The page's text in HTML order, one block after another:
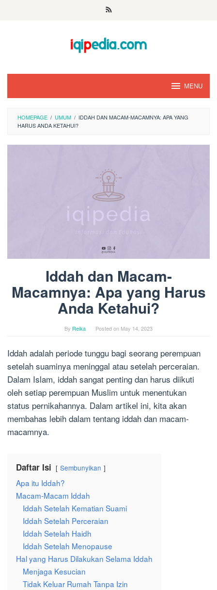
MENU
HOMEPAGE / UMUM / IDDAH DAN MACAM-MACAMNYA: APA YANG
HARUS ANDA KETAHUI?
Iddah dan Macam-
Macamnya: Apa yang Harus
Anda Ketahui?
By Reika Posted on May 14, 2023
Iddah adalah periode tunggu bagi seorang perempuan
setelah suaminya meninggal atau setelah perceraian.
Dalam Islam, iddah sangat penting dan harus diikuti
oleh setiap perempuan Muslim untuk menentukan
status pernikahannya. Dalam artikel ini, kita akan
membahas lebih dalam tentang iddah dan macam-
macamnya.
Daftar Isi Sembunyikan
Apa itu Iddah?
Macam-Macam Iddah
Iddah Setelah Kematian Suami
Iddah Setelah Perceraian
Iddah Setelah Haidh
Iddah Setelah Menopause
Hal yang Harus Dilakukan Selama Iddah
Menjaga Kesucian
Tidak Keluar Rumah Tanpa Izin